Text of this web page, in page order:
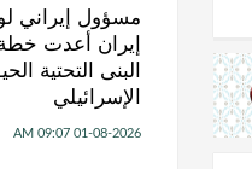
مسؤول إيراني
إيران أعدت
البنى التحتية
الإسرائيلي
01-08-2026 09:07 AM